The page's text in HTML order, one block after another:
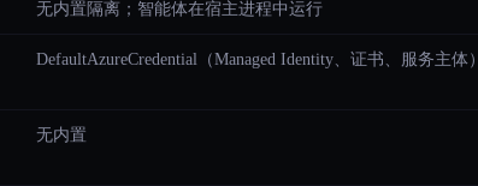
无内置隔离；智能体在宿主进程中运行
DefaultAzureCredential（Managed Identity、证书、服务主体）
无内置